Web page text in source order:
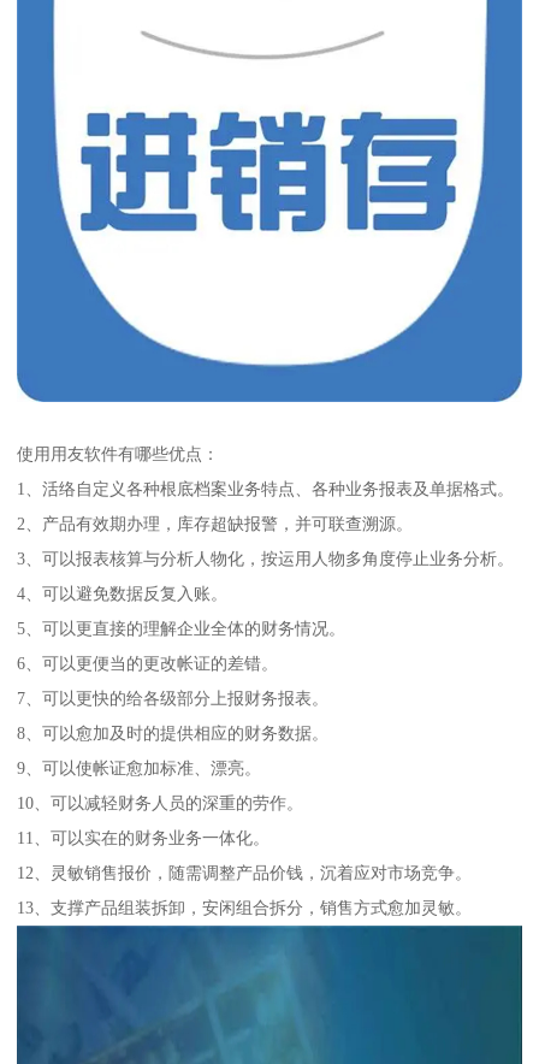
使用用友软件有哪些优点：
1、活络自定义各种根底档案业务特点、各种业务报表及单据格式。
2、产品有效期办理，库存超缺报警，并可联查溯源。
3、可以报表核算与分析人物化，按运用人物多角度停止业务分析。
4、可以避免数据反复入账。
5、可以更直接的理解企业全体的财务情况。
6、可以更便当的更改帐证的差错。
7、可以更快的给各级部分上报财务报表。
8、可以愈加及时的提供相应的财务数据。
9、可以使帐证愈加标准、漂亮。
10、可以减轻财务人员的深重的劳作。
11、可以实在的财务业务一体化。
12、灵敏销售报价，随需调整产品价钱，沉着应对市场竞争。
13、支撑产品组装拆卸，安闲组合拆分，销售方式愈加灵敏。